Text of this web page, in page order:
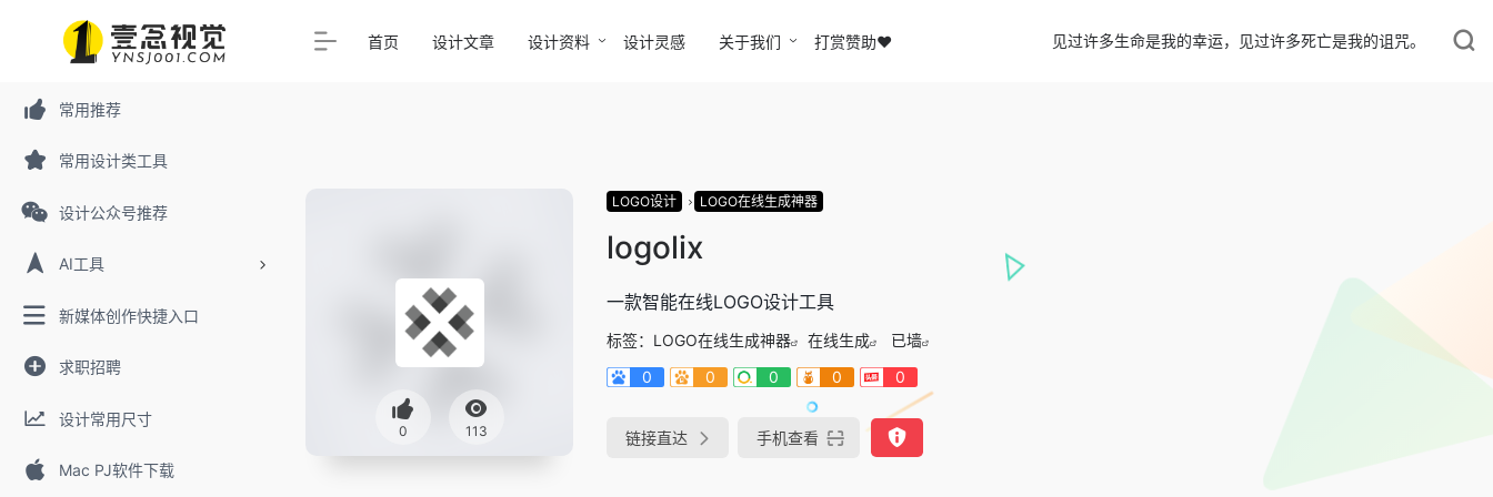
常用推荐
常用设计类工具
设计公众号推荐
AI工具
新媒体创作快捷入口
求职招聘
设计常用尺寸
Mac PJ软件下载
首页 设计文章 设计资料 设计灵感 关于我们 打赏赞助❤️ 见过许多生命是我的幸运，见过许多死亡是我的诅咒。
0 113
LOGO设计 LOGO在线生成神器
logolix
一款智能在线LOGO设计工具
标签： LOGO在线生成神器 在线生成
已墙
0
0 0 0 0
链接直达 手机查看